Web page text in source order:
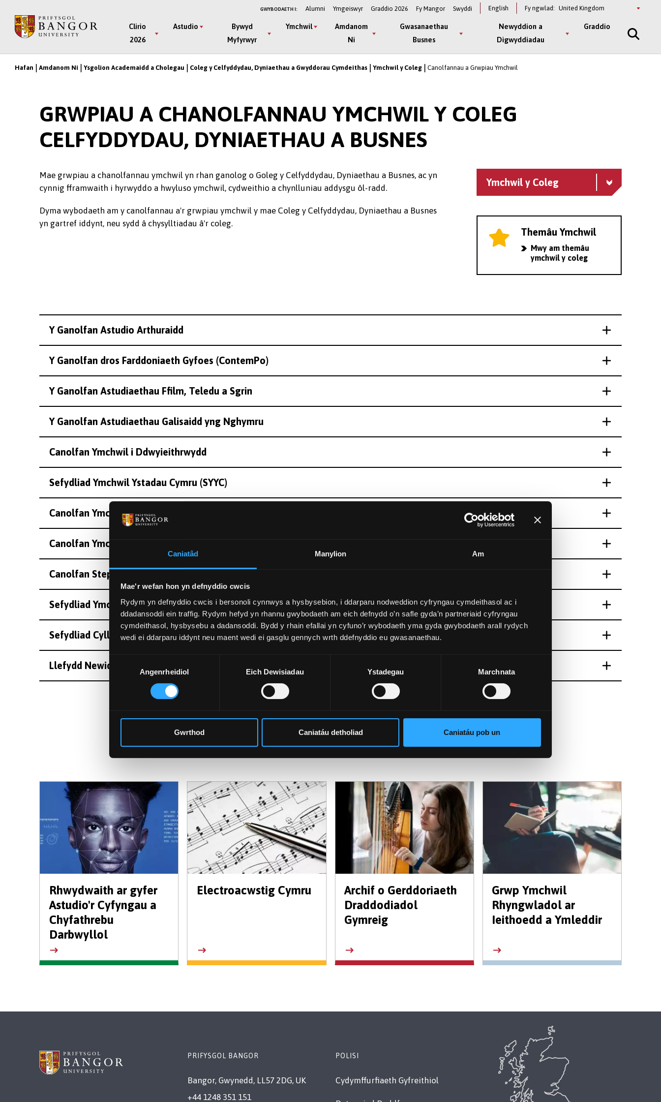
Caniatâd Manylion Am
Mae'r wefan hon yn defnyddio cwcis
Rydym yn defnyddio cwcis i bersonoli cynnwys a hysbysebion, i ddarparu nodweddion cyfryngau cymdeithasol ac i
ddadansoddi ein traffig. Rydym hefyd yn rhannu gwybodaeth am eich defnydd o’n safle gyda’n partneriaid cyfryngau
cymdeithasol, hysbysebu a dadansoddi. Bydd y rhain efallai yn cyfuno’r wybodaeth yma gyda gwybodaeth arall rydych
wedi ei ddarparu iddynt neu maent wedi ei gasglu gennych wrth ddefnyddio eu gwasanaethau.
Caniatâd
Angenrheidiol Eich Dewisiadau Ystadegau Marchnata
Gwrthod Caniatáu detholiad Caniatáu pob un
GWYBODAETH I: Alumni Ymgeiswyr Graddio 2026 Fy Mangor Swyddi English Fy ngwlad: Select
Main
Menu
Clirio
2026
Astudio
Bywyd
Myfyrwyr
Ymchwil
Amdanom
Ni
Gwasanaethau
Busnes
Newyddion a
Digwyddiadau
Graddio
Breadcrumb
Hafan Amdanom Ni Ysgolion Academaidd a Cholegau Coleg y Celfyddydau, Dyniaethau a Gwyddorau Cymdeithas Ymchwil y Coleg Canolfannau a Grwpiau Ymchwil
GRWPIAU A CHANOLFANNAU YMCHWIL Y COLEG
CELFYDDYDAU, DYNIAETHAU A BUSNES
Mae grwpiau a chanolfannau ymchwil yn rhan ganolog o Goleg y Celfyddydau, Dyniaethau a Busnes, ac yn
cynnig fframwaith i hyrwyddo a hwyluso ymchwil, cydweithio a chynlluniau addysgu ôl-radd.
Dyma wybodaeth am y canolfannau a'r grwpiau ymchwil y mae Coleg y Celfyddydau, Dyniaethau a Busnes
yn gartref iddynt, neu sydd â chysylltiadau â'r coleg.
Ymchwil y Coleg
Themâu Ymchwil
Mwy am themâu
ymchwil y coleg
Y Ganolfan Astudio Arthuraidd
Y Ganolfan dros Farddoniaeth Gyfoes (ContemPo)
Y Ganolfan Astudiaethau Ffilm, Teledu a Sgrin
Y Ganolfan Astudiaethau Galisaidd yng Nghymru
Canolfan Ymchwil i Ddwyieithrwydd
Sefydliad Ymchwil Ystadau Cymru (SYYC)
Canolfan Ymchwil R.S Thomas
Canolfan Ymchwil Cymru
Canolfan Stephen Colclough ar Hanes a Diwylliant y Llyfr
Sefydliad Ymchwil, Data a Methodoleg Gymdeithasol ac Economaidd Cymru.
Sefydliad Cyllid Ewropeaidd
Llefydd Newid Hinsawdd
Grwpiau ac Archifau
Rhwydwaith ar gyfer
Astudio'r Cyfyngau a
Chyfathrebu
Darbwyllol
Electroacwstig Cymru
Archif o Gerddoriaeth
Draddodiadol
Gymreig
Grwp Ymchwil
Rhyngwladol ar
Ieithoedd a Ymleddir
PRIFYSGOL BANGOR
Bangor, Gwynedd, LL57 2DG, UK
+44 1248 351 151
POLISI
Cydymffurfiaeth Gyfreithiol